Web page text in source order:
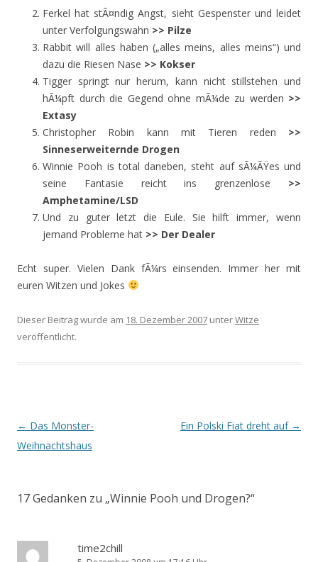
Ferkel hat stÃ¤ndig Angst, sieht Gespenster und leidet
unter Verfolgungswahn >> Pilze
Rabbit will alles haben („alles meins, alles meins“) und
dazu die Riesen Nase >> Kokser
Tigger springt nur herum, kann nicht stillstehen und
hÃ¼pft durch die Gegend ohne mÃ¼de zu werden >>
Extasy
Christopher Robin kann mit Tieren reden >>
Sinneserweiternde Drogen
Winnie Pooh is total daneben, steht auf sÃ¼ÃŸes und
seine Fantasie reicht ins grenzenlose >>
Amphetamine/LSD
Und zu guter letzt die Eule. Sie hilft immer, wenn
jemand Probleme hat >> Der Dealer
Echt super. Vielen Dank fÃ¼rs einsenden. Immer her mit
euren Witzen und Jokes
Dieser Beitrag wurde am 18. Dezember 2007 unterWitze
veröffentlicht.
Beitrags-
Navigation
← Das Monster-
Weihnachtshaus
Ein Polski Fiat dreht auf →
17 Gedanken zu „Winnie Pooh und Drogen?“
time2chill